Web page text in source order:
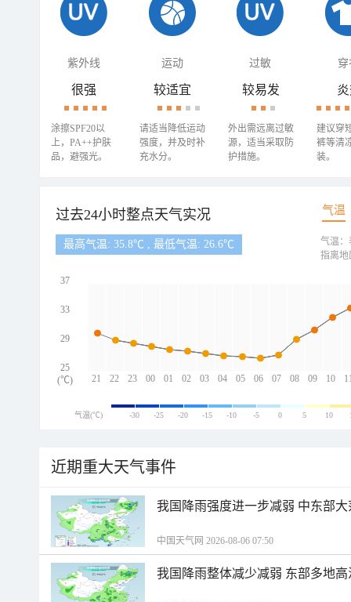
紫外线 运动 过敏 穿
很强
涂擦SPF20以
上，PA++护肤
品，避强光。
较适宜
请适当降低运动
强度，并及时补
充水分。
较易发
外出需远离过敏
源，适当采取防
护措施。
建议穿
裤等清
装。
过去24小时整点天气实况 气温
最高气温: 35.8℃ , 最低气温: 26.6℃
21 22 23 00 01 02 03 04 05 06 07 08 09 10
37
33
29
25
(℃)
气温：
指离地
气温(℃) -30 -25 -20 -15 -10 -5 0 5 10
近期重大天气事件
我国降雨强度进一步减弱 中东部
中国天气网 2026-08-06 07:50
我国降雨整体减少减弱 东部多地